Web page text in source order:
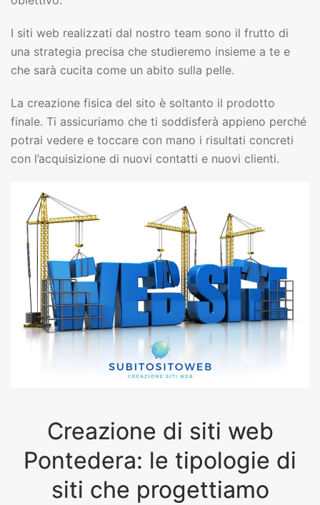
I siti web realizzati dal nostro team sono il frutto di
una strategia precisa che studieremo insieme a te e
che sarà cucita come un abito sulla pelle.
La creazione fisica del sito è soltanto il prodotto
finale. Ti assicuriamo che ti soddisferà appieno perché
potrai vedere e toccare con mano i risultati concreti
con l’acquisizione di nuovi contatti e nuovi clienti.
Creazione di siti web
Pontedera: le tipologie di
siti che progettiamo